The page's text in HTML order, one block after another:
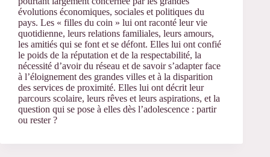
évolutions économiques, sociales et politiques du
pays. Les « filles du coin » lui ont raconté leur vie
quotidienne, leurs relations familiales, leurs amours,
les amitiés qui se font et se défont. Elles lui ont confié
le poids de la réputation et de la respectabilité, la
nécessité d’avoir du réseau et de savoir s’adapter face
à l’éloignement des grandes villes et à la disparition
des services de proximité. Elles lui ont décrit leur
parcours scolaire, leurs rêves et leurs aspirations, et la
question qui se pose à elles dès l’adolescence : partir
ou rester ?